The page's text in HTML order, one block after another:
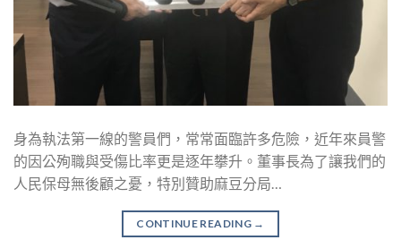
身為執法第一線的警員們，常常面臨許多危險，近年來員警
的因公殉職與受傷比率更是逐年攀升。董事長為了讓我們的
人民保母無後顧之憂，特別贊助麻豆分局…
CONTINUE READING →